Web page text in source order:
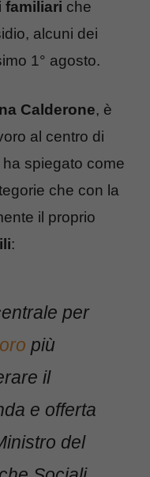
familiari che
alcuni dei
1° agosto.
Calderone, è
al centro di
spiegato come
che con la
il proprio
:
per
più
il
e offerta
del